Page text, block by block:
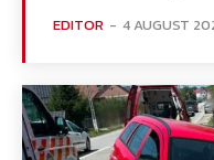
EDITOR - 4 AUGUST